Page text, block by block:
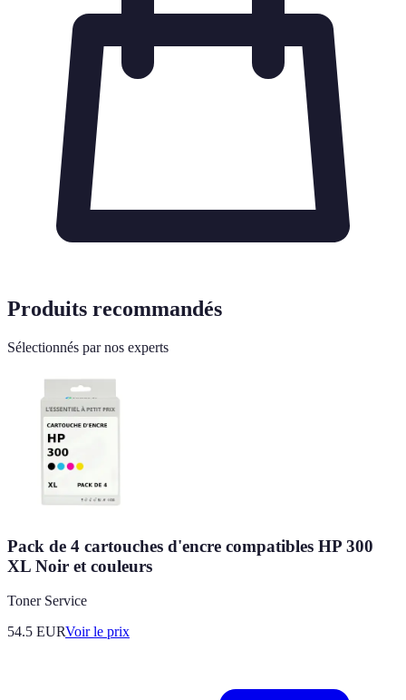
Produits recommandés
Sélectionnés par nos experts
Pack de 4 cartouches d'encre compatibles HP 300
XL Noir et couleurs
Toner Service
54.5 EURVoir le prix